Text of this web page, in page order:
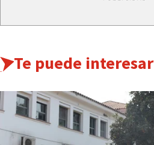
Te puede interesar